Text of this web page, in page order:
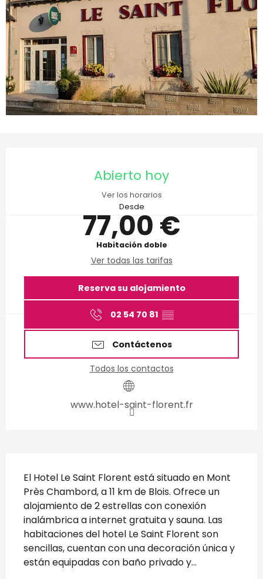
Abierto hoy
Ver los horarios
Desde
77,00 €
Habitación doble
Ver todas las tarifas
Reserva su alojamiento
02 54 70 81 ▒▒
Contáctenos
Todos los contactos
www.hotel-saint-florent.fr
Descripción
El Hotel Le Saint Florent está situado en Mont
Près Chambord, a 11 km de Blois. Ofrece un
alojamiento de 2 estrellas con conexión
inalámbrica a internet gratuita y sauna. Las
habitaciones del hotel Le Saint Florent son
sencillas, cuentan con una decoración única y
están equipadas con baño privado y...